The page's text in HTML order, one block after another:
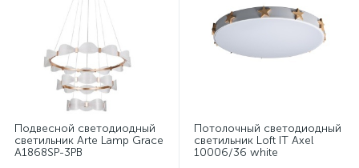
Подвесной светодиодный
светильник Arte Lamp Grace
A1868SP-3PB
Потолочный светодиодный
светильник Loft IT Axel
10006/36 white